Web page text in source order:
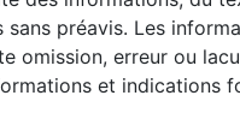
préavis. Les
erreur ou
et indications